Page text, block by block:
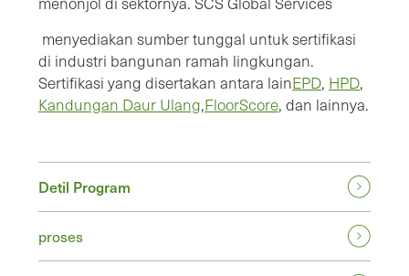
menyediakan sumber tunggal untuk sertifikasi
di industri bangunan ramah lingkungan.
Sertifikasi yang disertakan antara lainEPD, HPD,
Kandungan Daur Ulang,FloorScore, dan lainnya.
Detil Program
proses